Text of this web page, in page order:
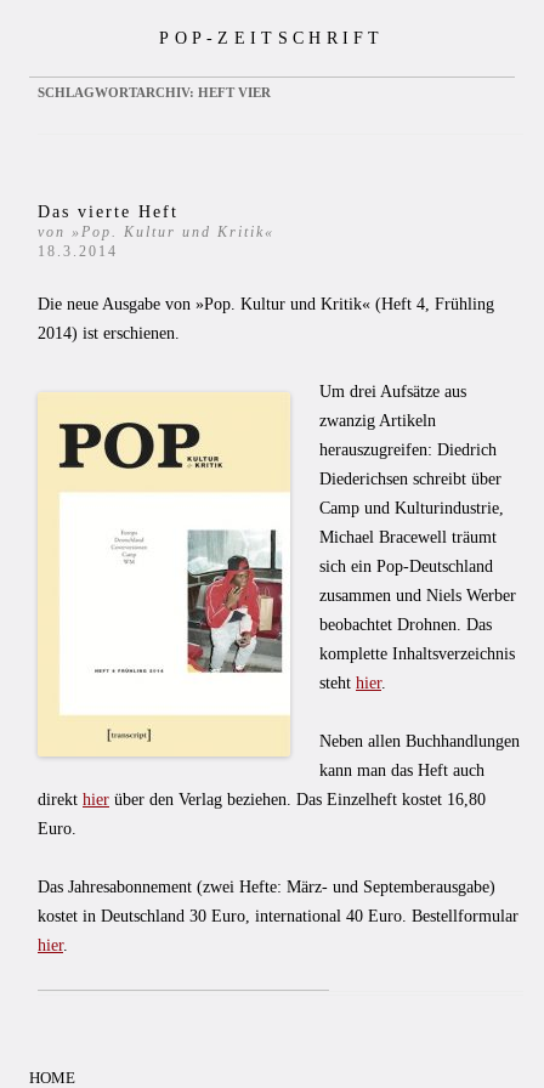
POP-ZEITSCHRIFT
SCHLAGWORTARCHIV: HEFT VIER
Das vierte Heft
von »Pop. Kultur und Kritik«
18.3.2014
Die neue Ausgabe von »Pop. Kultur und Kritik« (Heft 4, Frühling
2014) ist erschienen.
Um drei Aufsätze aus
zwanzig Artikeln
herauszugreifen: Diedrich
Diederichsen schreibt über
Camp und Kulturindustrie,
Michael Bracewell träumt
sich ein Pop-Deutschland
zusammen und Niels Werber
beobachtet Drohnen. Das
komplette Inhaltsverzeichnis
steht hier.
Neben allen Buchhandlungen
kann man das Heft auch
direkt hier über den Verlag beziehen. Das Einzelheft kostet 16,80
Euro.
Das Jahresabonnement (zwei Hefte: März- und Septemberausgabe)
kostet in Deutschland 30 Euro, international 40 Euro. Bestellformular
hier.
HOME